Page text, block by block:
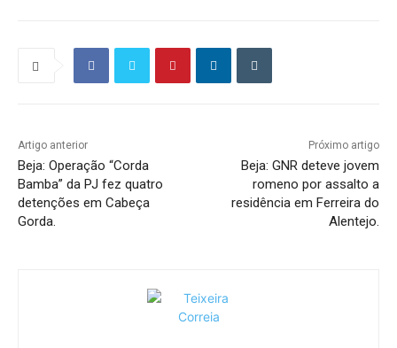
Artigo anterior
Beja: Operação “Corda
Bamba” da PJ fez quatro
detenções em Cabeça
Gorda.
Próximo artigo
Beja: GNR deteve jovem
romeno por assalto a
residência em Ferreira do
Alentejo.